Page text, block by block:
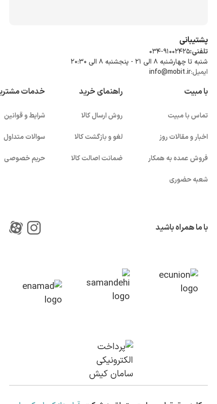
پشتیبانی
تلفنی:034-91002425
شنبه تا چهارشنبه ۸ الی ۲۱ - پنجشنبه 8 الی ۲۰:۳۰
ایمیل:info@mobit.ir
با مبیت
تماس با مبیت
اخبار و مقالات روز
فروش عمده به همکار
شعبه حضوری
راهنمای خرید
روش ارسال کالا
لغو و بازگشت کالا
ضمانت اصالت کالا
خدمات
شرایط و قوانین
سوالات متداول
حریم خصوصی
با ما همراه باشید